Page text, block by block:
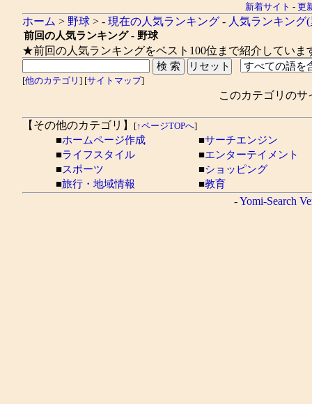
新着サイト - 更
ホーム > 野球 > - 現在の人気ランキング - 人気ランキング
前回の人気ランキング - 野球
★前回の人気ランキングをベスト100位まで紹介していま
[他のカテゴリ ] [サイトマップ]
このカテゴリの
【その他のカテゴリ】 [↑ページTOPへ]
■ホームページ作成 ■サーチエンジン
■ライフスタイル ■エンターテイメント
■スポーツ ■ショッピング
■旅行・地域情報 ■教育
-Yomi-Search